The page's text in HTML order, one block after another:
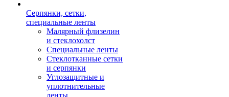
Серпянки, сетки,
специальные ленты
Малярный флизелин
и стеклохолст
Специальные ленты
Стеклотканные сетки
и серпянки
Углозащитные и
уплотнительные